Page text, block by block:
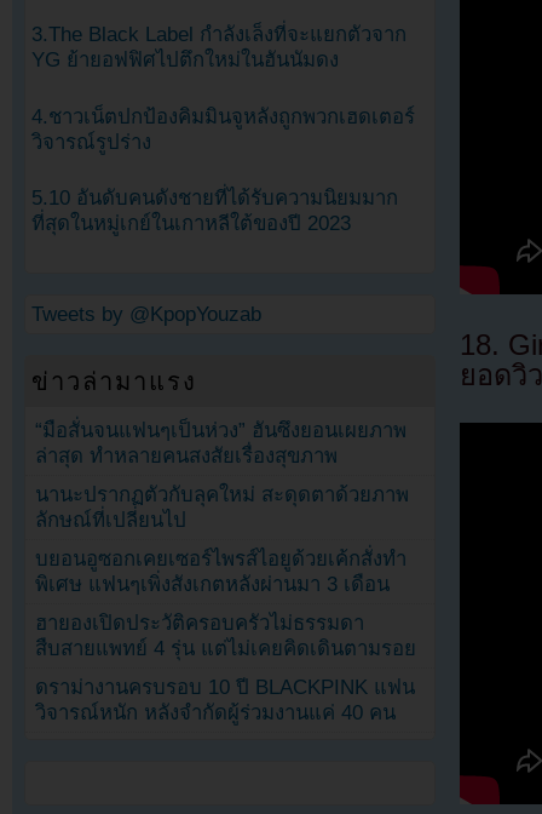
18.
ยอดวิ
3.The Black Label กำลังเล็งที่จะแยกตัวจาก
YG ย้ายอฟฟิศไปตึกใหม่ในฮันนัมดง
4.ชาวเน็ตปกป้องคิมมินจูหลังถูกพวกเฮดเตอร์
วิจารณ์รูปร่าง
5.10 อันดับคนดังชายที่ได้รับความนิยมมาก
ที่สุดในหมู่เกย์ในเกาหลีใต้ของปี 2023
Tweets by @KpopYouzab
ข่าวล่ามาแรง
“มือสั่นจนแฟนๆเป็นห่วง” ฮันซึงยอนเผยภาพ
ล่าสุด ทำหลายคนสงสัยเรื่องสุขภาพ
นานะปรากฏตัวกับลุคใหม่ สะดุดตาด้วยภาพ
ลักษณ์ที่เปลี่ยนไป
บยอนอูซอกเคยเซอร์ไพรส์ไอยูด้วยเค้กสั่งทำ
พิเศษ แฟนๆเพิ่งสังเกตหลังผ่านมา 3 เดือน
ฮายองเปิดประวัติครอบครัวไม่ธรรมดา
สืบสายแพทย์ 4 รุ่น แต่ไม่เคยคิดเดินตามรอย
ดราม่างานครบรอบ 10 ปี BLACKPINK แฟน
วิจารณ์หนัก หลังจำกัดผู้ร่วมงานแค่ 40 คน